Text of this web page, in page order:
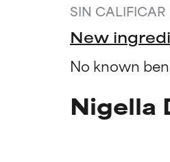
SIN CALIFICAR
New
No known
Nigella